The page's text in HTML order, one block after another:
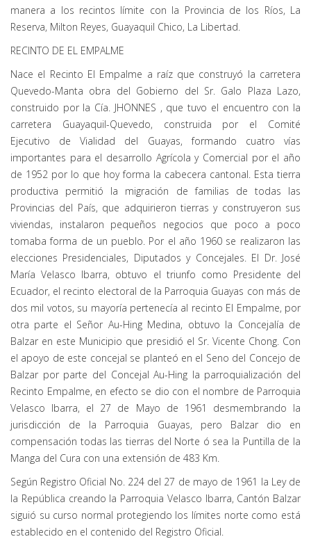
manera a los recintos límite con la Provincia de los Ríos, La
Reserva, Milton Reyes, Guayaquil Chico, La Libertad.
RECINTO DE EL EMPALME
Nace el Recinto El Empalme a raíz que construyó la carretera
Quevedo-Manta obra del Gobierno del Sr. Galo Plaza Lazo,
construido por la Cía. JHONNES , que tuvo el encuentro con la
carretera Guayaquil-Quevedo, construida por el Comité
Ejecutivo de Vialidad del Guayas, formando cuatro vías
importantes para el desarrollo Agrícola y Comercial por el año
de 1952 por lo que hoy forma la cabecera cantonal. Esta tierra
productiva permitió la migración de familias de todas las
Provincias del País, que adquirieron tierras y construyeron sus
viviendas, instalaron pequeños negocios que poco a poco
tomaba forma de un pueblo. Por el año 1960 se realizaron las
elecciones Presidenciales, Diputados y Concejales. El Dr. José
María Velasco Ibarra, obtuvo el triunfo como Presidente del
Ecuador, el recinto electoral de la Parroquia Guayas con más de
dos mil votos, su mayoría pertenecía al recinto El Empalme, por
otra parte el Señor Au-Hing Medina, obtuvo la Concejalía de
Balzar en este Municipio que presidió el Sr. Vicente Chong. Con
el apoyo de este concejal se planteó en el Seno del Concejo de
Balzar por parte del Concejal Au-Hing la parroquialización del
Recinto Empalme, en efecto se dio con el nombre de Parroquia
Velasco Ibarra, el 27 de Mayo de 1961 desmembrando la
jurisdicción de la Parroquia Guayas, pero Balzar dio en
compensación todas las tierras del Norte ó sea la Puntilla de la
Manga del Cura con una extensión de 483 Km.
Según Registro Oficial No. 224 del 27 de mayo de 1961 la Ley de
la República creando la Parroquia Velasco Ibarra, Cantón Balzar
siguió su curso normal protegiendo los límites norte como está
establecido en el contenido del Registro Oficial.